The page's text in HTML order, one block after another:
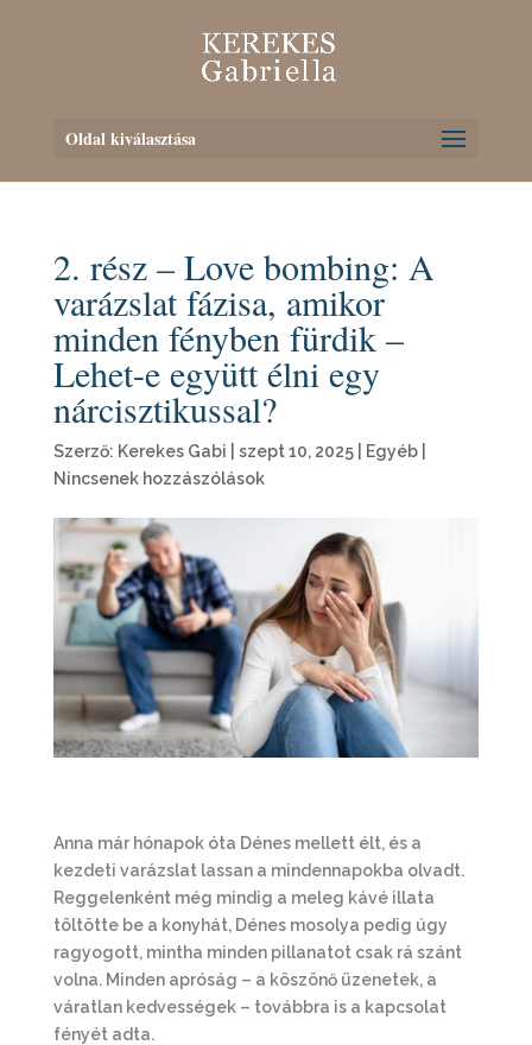
Oldal kiválasztása
2. rész – Love bombing: A
varázslat fázisa, amikor
minden fényben fürdik –
Lehet-e együtt élni egy
nárcisztikussal?
Szerző: Kerekes Gabi szept 10, 2025| Egyéb|
Nincsenek hozzászólások
Anna már hónapok óta Dénes mellett élt, és a
kezdeti varázslat lassan a mindennapokba olvadt.
Reggelenként még mindig a meleg kávé illata
töltötte be a konyhát, Dénes mosolya pedig úgy
ragyogott, mintha minden pillanatot csak rá szánt
volna. Minden apróság – a köszönő üzenetek, a
váratlan kedvességek – továbbra is a kapcsolat
fényét adta.